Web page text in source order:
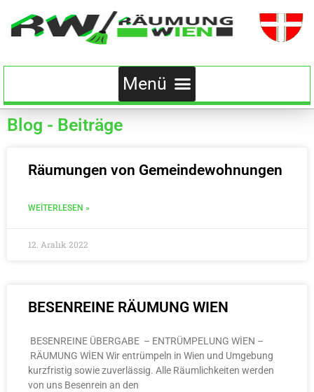
Blog - Beiträge
Räumungen von Gemeindewohnungen
WEITERLESEN »
12. Aralık 2022
BESENREINE RÄUMUNG WIEN
BESENREINE ÜBERGABE – ENTRÜMPELUNG WİEN –
RÄUMUNG WİEN Wir entrümpeln in Wien und Umgebung
kurzfristig sowie zuverlässig. Alle Räumlichkeiten werden
von uns Besenrein an den